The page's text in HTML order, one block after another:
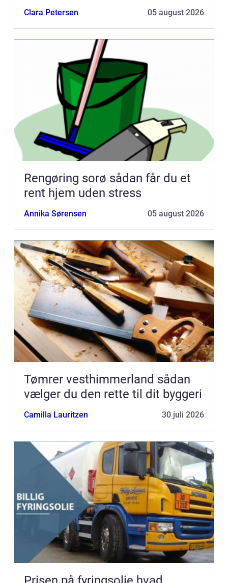
Clara Petersen 05 august 2026
Rengøring sorø sådan får du et
rent hjem uden stress
Annika Sørensen 05 august 2026
Tømrer vesthimmerland sådan
vælger du den rette til dit byggeri
Camilla Lauritzen 30 juli 2026